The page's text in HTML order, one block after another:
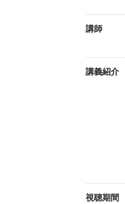
講師
講義紹介
視聴期間